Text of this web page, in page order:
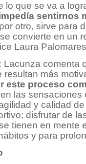
lo que se va a
sentirnos
por otro, sirve para
convierte en un
Laura
Lacunza comenta
más
este proceso
las
y calidad
disfrutar de
tienen en mente
y para